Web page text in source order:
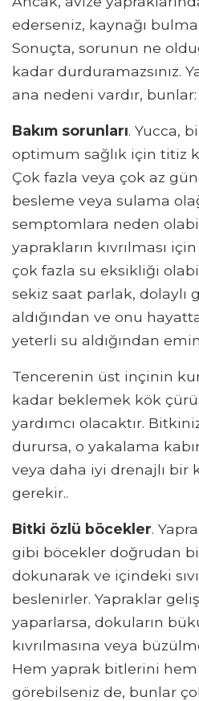
ederseniz, kaynağı
Sonuçta, sorunun ne
kadar durduramazsınız.
ana nedeni vardır, bunlar:
Bakım sorunları. Yucca,
optimum sağlık için titiz
Çok fazla veya çok az
besleme veya sulama
semptomlara neden
yaprakların kıvrılması
çok fazla su eksikliği
sekiz saat parlak, dolaylı
aldığından ve onu
yeterli su aldığından
Tencerenin üst inçinin
kadar beklemek kök
yardımcı olacaktır.
durursa, o yakalama
veya daha iyi drenajlı bir
gerekir..
Bitki özlü böcekler.
gibi böcekler doğrudan
dokunarak ve içindeki
beslenirler. Yapraklar
yaparlarsa, dokuların
kıvrılmasına veya
Hem yaprak bitlerini
görebilseniz de, bunlar